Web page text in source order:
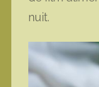
nuit.